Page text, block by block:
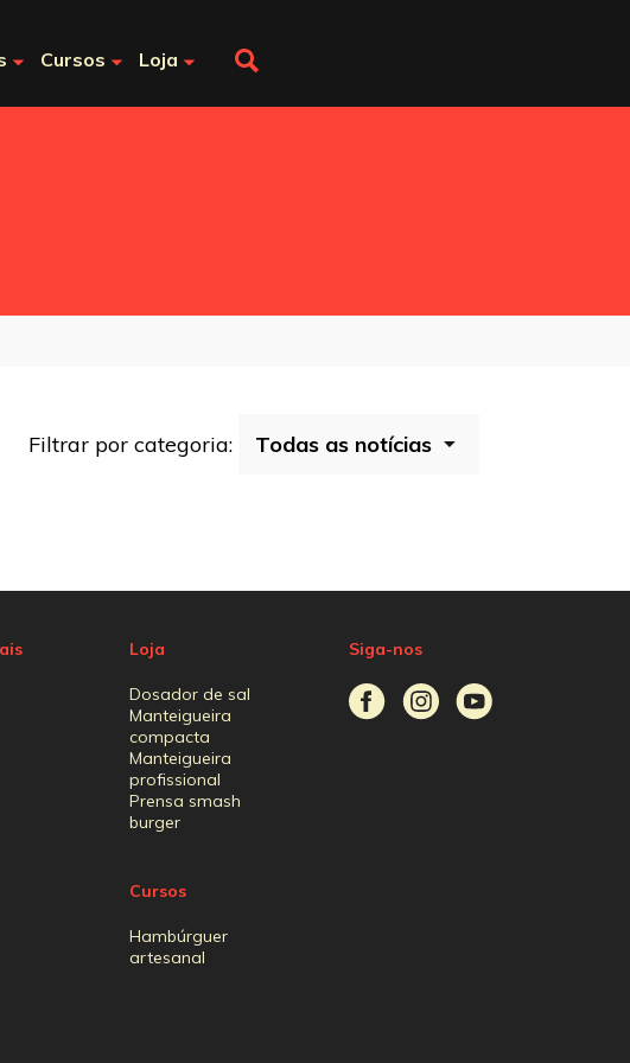
Cursos Loja
Filtrar por categoria:
Loja
Dosador de sal
Manteigueira
compacta
Manteigueira
profissional
Prensa smash
burger
Cursos
Hambúrguer
artesanal
Siga-nos